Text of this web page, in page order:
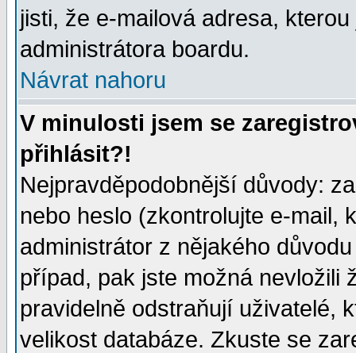
jisti, že e-mailová adresa,
administrátora boardu.
Návrat nahoru
V minulosti jsem se
přihlásit?!
Nejpravděpodobnější důvody:
nebo heslo (zkontrolujte e-mail,
administrátor z nějakého
případ, pak jste možná nevložili
pravidelně odstraňují uživatelé,
velikost databáze. Zkuste se